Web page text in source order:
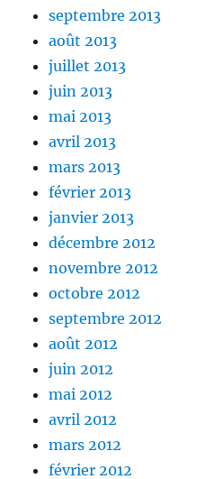
septembre 2013
août 2013
juillet 2013
juin 2013
mai 2013
avril 2013
mars 2013
février 2013
janvier 2013
décembre 2012
novembre 2012
octobre 2012
septembre 2012
août 2012
juin 2012
mai 2012
avril 2012
mars 2012
février 2012